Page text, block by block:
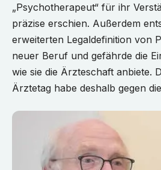
„Psychotherapeut“ für ihr
präzise erschien. Außerdem
erweiterten Legaldefinition von
neuer Beruf und gefährde die
wie sie die Ärzteschaft anbiete.
Ärztetag habe deshalb gegen